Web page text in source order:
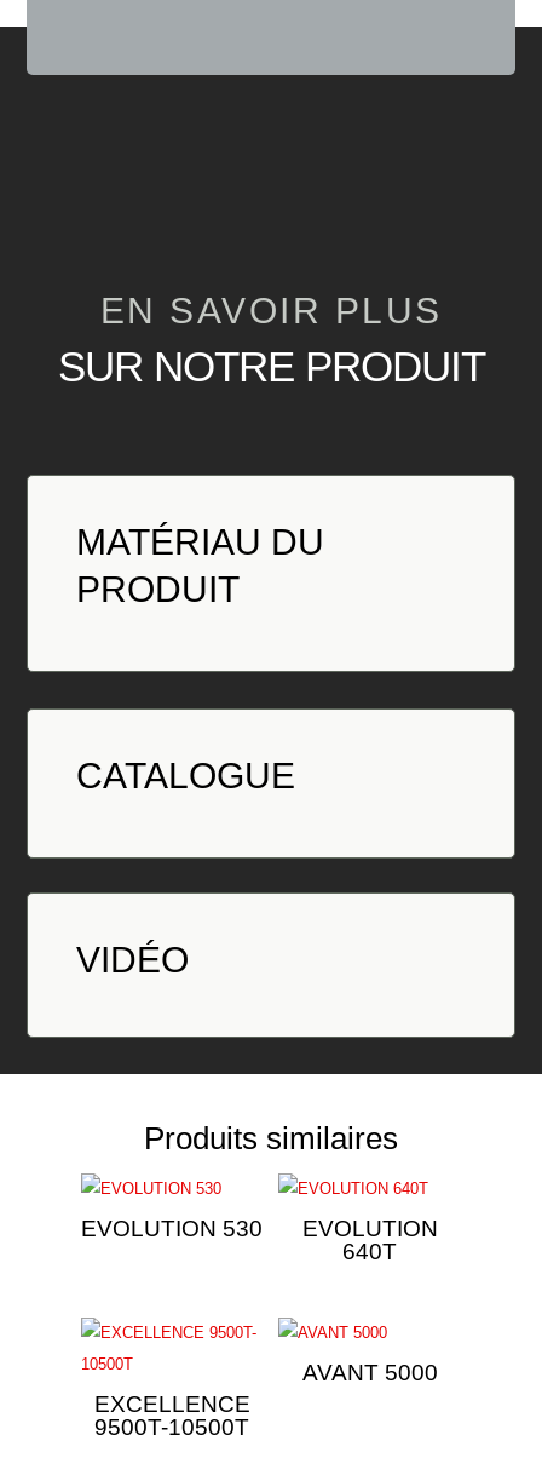
EN SAVOIR PLUS
SUR NOTRE PRODUIT
MATÉRIAU DU
PRODUIT
CATALOGUE
VIDÉO
Produits similaires
EVOLUTION 530
EVOLUTION
640T
EXCELLENCE
9500T-10500T
AVANT 5000